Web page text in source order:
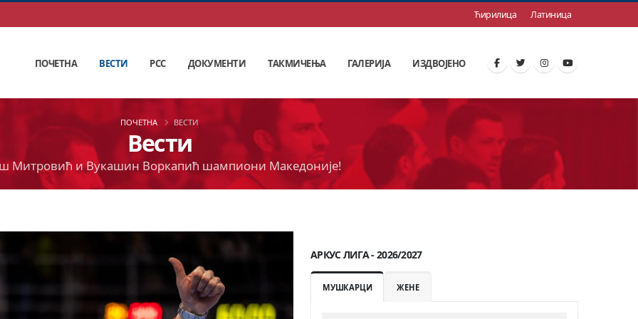
Ћирилица Латиница
ПОЧЕТНА ВЕСТИ РСС ДОКУМЕНТИ ТАКМИЧЕЊА ГАЛЕРИЈА ИЗДВОЈЕНО
Вести
Митровић и Вукашин Воркапић шампиони Македоније!
ПОЧЕТНА ВЕСТИ
АРКУС ЛИГА - 2026/2027
МУШКАРЦИ ЖЕНЕ